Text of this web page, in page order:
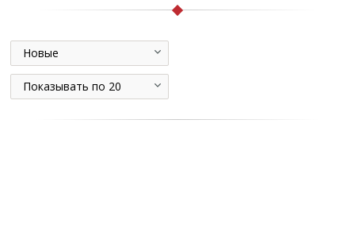
Новые
Показывать по 20